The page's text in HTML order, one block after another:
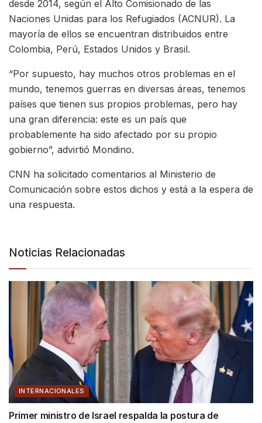
desde 2014, según el Alto Comisionado de las
Naciones Unidas para los Refugiados (ACNUR). La
mayoría de ellos se encuentran distribuidos entre
Colombia, Perú, Estados Unidos y Brasil.
“Por supuesto, hay muchos otros problemas en el
mundo, tenemos guerras en diversas áreas, tenemos
países que tienen sus propios problemas, pero hay
una gran diferencia: este es un país que
probablemente ha sido afectado por su propio
gobierno”, advirtió Mondino.
CNN ha solicitado comentarios al Ministerio de
Comunicación sobre estos dichos y está a la espera de
una respuesta.
Noticias Relacionadas
INTERNACIONALES
Primer ministro de Israel respalda la postura de